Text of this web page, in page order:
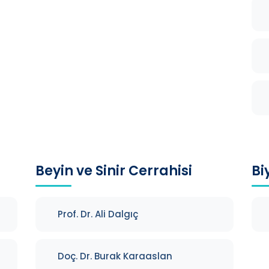
Beyin ve Sinir Cerrahisi
Prof. Dr. Ali Dalgıç
Doç. Dr. Burak Karaaslan